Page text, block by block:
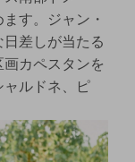
す。ジャン・
差しが当たる
カペスタンを
ャルドネ、ピ